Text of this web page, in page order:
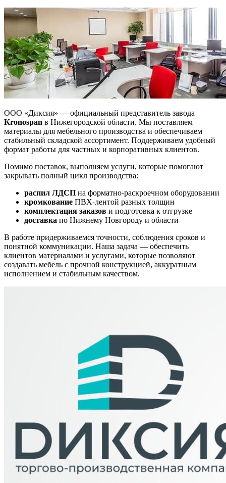
ООО «Диксия» — официальный представитель завода
Kronospan в Нижегородской области. Мы поставляем
материалы для мебельного производства и обеспечиваем
стабильный складской ассортимент. Поддерживаем удобный
формат работы для частных и корпоративных клиентов.
Помимо поставок, выполняем услуги, которые помогают
закрывать полный цикл производства:
распил ЛДСП на форматно-раскроечном оборудовании
кромкование ПВХ-лентой разных толщин
комплектация заказов и подготовка к отгрузке
доставка по Нижнему Новгороду и области
В работе придерживаемся точности, соблюдения сроков и
понятной коммуникации. Наша задача — обеспечить
клиентов материалами и услугами, которые позволяют
создавать мебель с прочной конструкцией, аккуратным
исполнением и стабильным качеством.